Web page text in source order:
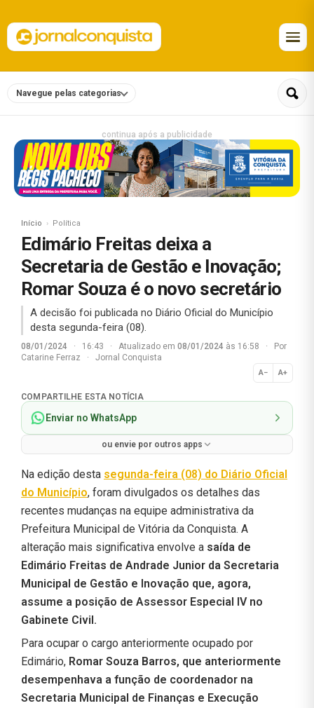
Navegue pelas categorias
continua após a publicidade
Início Política
Edimário Freitas deixa a
Secretaria de Gestão e Inovação;
Romar Souza é o novo secretário
A decisão foi publicada no Diário Oficial do Município
desta segunda-feira (08).
08/01/2024 · 16:43 · Atualizado em 08/01/2024 às 16:58 ·
Por
Catarine Ferraz
· Jornal Conquista
A− A+
Normal
COMPARTILHE ESTA NOTÍCIA
Enviar no WhatsApp
ou envie por outros apps
Na edição desta segunda-feira (08) do Diário Oficial
do Município, foram divulgados os detalhes das
recentes mudanças na equipe administrativa da
Prefeitura Municipal de Vitória da Conquista. A
alteração mais significativa envolve a saída de
Edimário Freitas de Andrade Junior da Secretaria
Municipal de Gestão e Inovação que, agora,
assume a posição de Assessor Especial IV no
Gabinete Civil.
Para ocupar o cargo anteriormente ocupado por
Edimário, Romar Souza Barros, que anteriormente
desempenhava a função de coordenador na
Secretaria Municipal de Finanças e Execução